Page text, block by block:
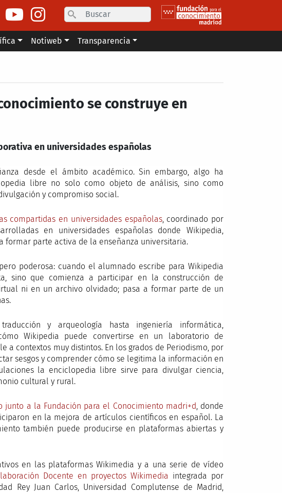
Search
Notiweb Transparencia
se construye en
en universidades españolas
desde el ámbito académico. Sin embargo, algo ha
libre no solo como objeto de análisis, sino como
y compromiso social.
compartidas en universidades españolas, coordinado por
en universidades españolas donde Wikipedia,
formar parte activa de la enseñanza universitaria.
poderosa: cuando el alumnado escribe para Wikipedia
sino que comienza a participar en la construcción de
ni en un archivo olvidado; pasa a formar parte de un
y arqueología hasta ingeniería informática,
Wikipedia puede convertirse en un laboratorio de
contextos muy distintos. En los grados de Periodismo, por
sesgos y comprender cómo se legitima la información en
la enciclopedia libre sirve para divulgar ciencia,
cultural y rural.
a la Fundación para el Conocimiento madri+d, donde
en la mejora de artículos científicos en español. La
también puede producirse en plataformas abiertas y
en las plataformas Wikimedia y a una serie de vídeo
Docente en proyectos Wikimedia integrada por
Rey Juan Carlos, Universidad Complutense de Madrid,